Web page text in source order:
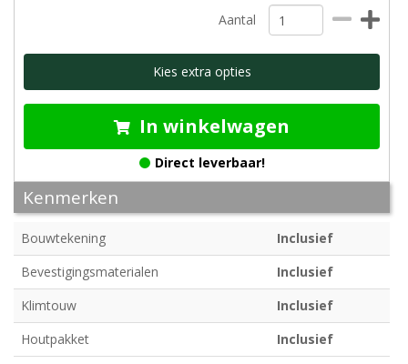
Aantal
Kies extra opties
In winkelwagen
Direct leverbaar!
Kenmerken
Bouwtekening
Inclusief
Bevestigingsmaterialen
Inclusief
Klimtouw
Inclusief
Houtpakket
Inclusief